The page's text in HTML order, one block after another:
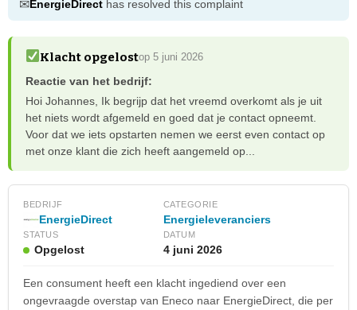
✉EnergieDirect has resolved this complaint
Klacht opgelostop 5 juni 2026
Reactie van het bedrijf:
Hoi Johannes, Ik begrijp dat het vreemd overkomt als je uit
het niets wordt afgemeld en goed dat je contact opneemt.
Voor dat we iets opstarten nemen we eerst even contact op
met onze klant die zich heeft aangemeld op...
BEDRIJF
EnergieDirect
CATEGORIE
Energieleveranciers
STATUS
Opgelost
DATUM
4 juni 2026
Een consument heeft een klacht ingediend over een
ongevraagde overstap van Eneco naar EnergieDirect, die per